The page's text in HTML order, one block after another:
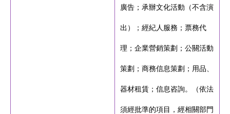
廣告；承辦文化活動（不含演
出）；經紀人服務；票務代
理；企業營銷策劃；公關活動
策劃；商務信息策劃；用品、
器材租賃；信息咨詢。（依法
須經批準的項目，經相關部門